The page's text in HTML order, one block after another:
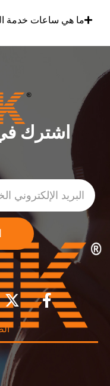
ما هي ساعات خدمة
اشترك في